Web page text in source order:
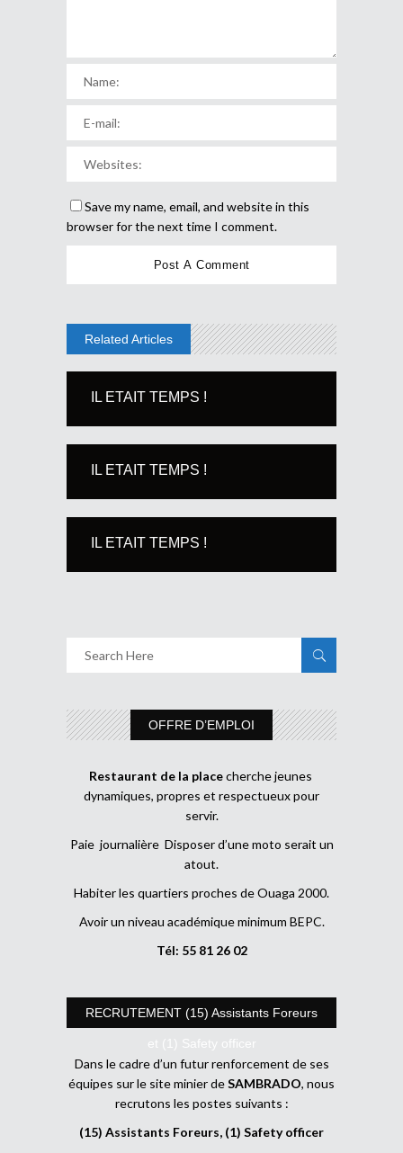
Save my name, email, and website in this
browser for the next time I comment.
Related Articles
IL ETAIT TEMPS !
IL ETAIT TEMPS !
IL ETAIT TEMPS !
OFFRE D’EMPLOI
Restaurant de la placecherche jeunes
dynamiques, propres et respectueux pour
servir.
Paie journalière Disposer d’une moto serait un
atout.
Habiter les quartiers proches de Ouaga 2000.
Avoir un niveau académique minimum BEPC.
Tél: 55 81 26 02
RECRUTEMENT (15) Assistants Foreurs
et (1) Safety officer
Dans le cadre d’un futur renforcement de ses
équipes sur le site minier deSAMBRADO, nous
recrutons les postes suivants :
(15) Assistants Foreurs, (1) Safety officer